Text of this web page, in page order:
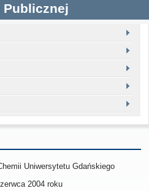
Uniwersytetu Gdańskiego
2004 roku